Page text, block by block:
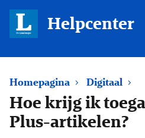
Helpcenter
Homepagina Digitaal
Hoe krijg ik
Plus-artikelen?